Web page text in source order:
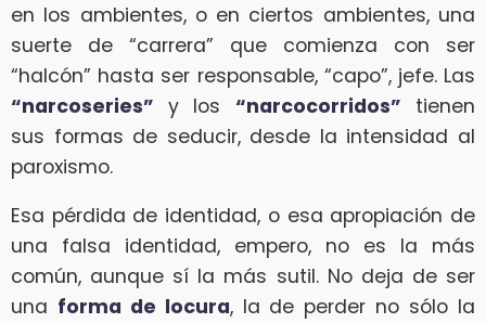
en los ambientes, o en ciertos ambientes, una
suerte de “carrera” que comienza con ser
“halcón” hasta ser responsable, “capo”, jefe. Las
“narcoseries” y los “narcocorridos” tienen
sus formas de seducir, desde la intensidad al
paroxismo.
Esa pérdida de identidad, o esa apropiación de
una falsa identidad, empero, no es la más
común, aunque sí la más sutil. No deja de ser
una forma de locura, la de perder no sólo la